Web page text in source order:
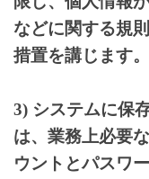
などに関する規
措置を講じます。
3) システムに保
は、業務上必要
ウントとパスワ